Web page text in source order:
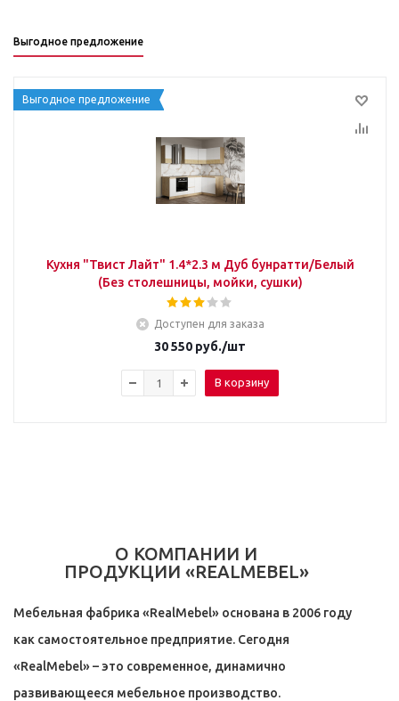
Выгодное предложение
Выгодное предложение
Кухня "Твист Лайт" 1.4*2.3 м Дуб бунратти/Белый
(Без столешницы, мойки, сушки)
Доступен для заказа
30 550 руб./шт
В корзину
О КОМПАНИИ И
ПРОДУКЦИИ «REALMEBEL»
Мебельная фабрика «RealMebel» основана в 2006 году
как самостоятельное предприятие. Сегодня
«RealMebel» – это современное, динамично
развивающееся мебельное производство.